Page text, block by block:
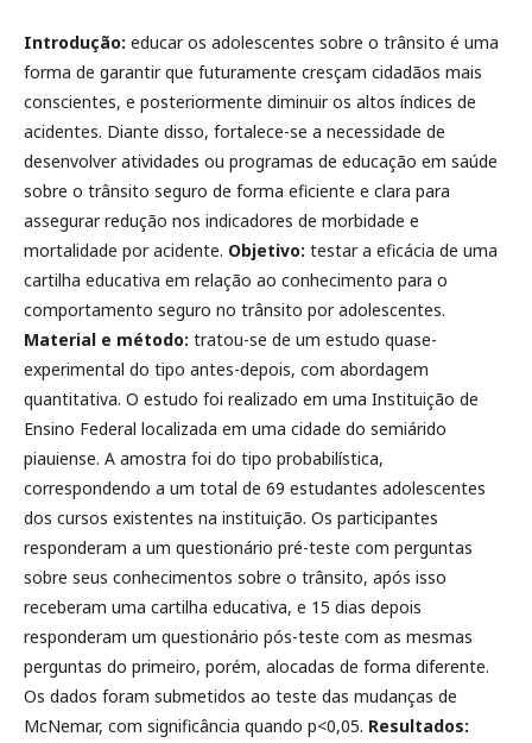
Introdução: educar os adolescentes sobre o trânsito é uma
forma de garantir que futuramente cresçam cidadãos mais
conscientes, e posteriormente diminuir os altos índices de
acidentes. Diante disso, fortalece-se a necessidade de
desenvolver atividades ou programas de educação em saúde
sobre o trânsito seguro de forma eficiente e clara para
assegurar redução nos indicadores de morbidade e
mortalidade por acidente. Objetivo: testar a eficácia de uma
cartilha educativa em relação ao conhecimento para o
comportamento seguro no trânsito por adolescentes.
Material e método: tratou-se de um estudo quase-
experimental do tipo antes-depois, com abordagem
quantitativa. O estudo foi realizado em uma Instituição de
Ensino Federal localizada em uma cidade do semiárido
piauiense. A amostra foi do tipo probabilística,
correspondendo a um total de 69 estudantes adolescentes
dos cursos existentes na instituição. Os participantes
responderam a um questionário pré-teste com perguntas
sobre seus conhecimentos sobre o trânsito, após isso
receberam uma cartilha educativa, e 15 dias depois
responderam um questionário pós-teste com as mesmas
perguntas do primeiro, porém, alocadas de forma diferente.
Os dados foram submetidos ao teste das mudanças de
McNemar, com significância quando p<0,05. Resultados: